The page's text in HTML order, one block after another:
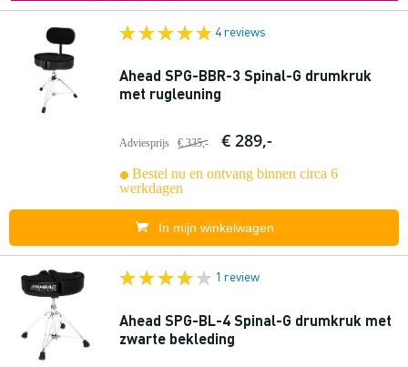
4 reviews
Ahead SPG-BBR-3 Spinal-G drumkruk
met rugleuning
Adviesprijs € 335,- € 289,-
Bestel nu en ontvang binnen circa 6
werkdagen
In mijn winkelwagen
1 review
Ahead SPG-BL-4 Spinal-G drumkruk met
zwarte bekleding